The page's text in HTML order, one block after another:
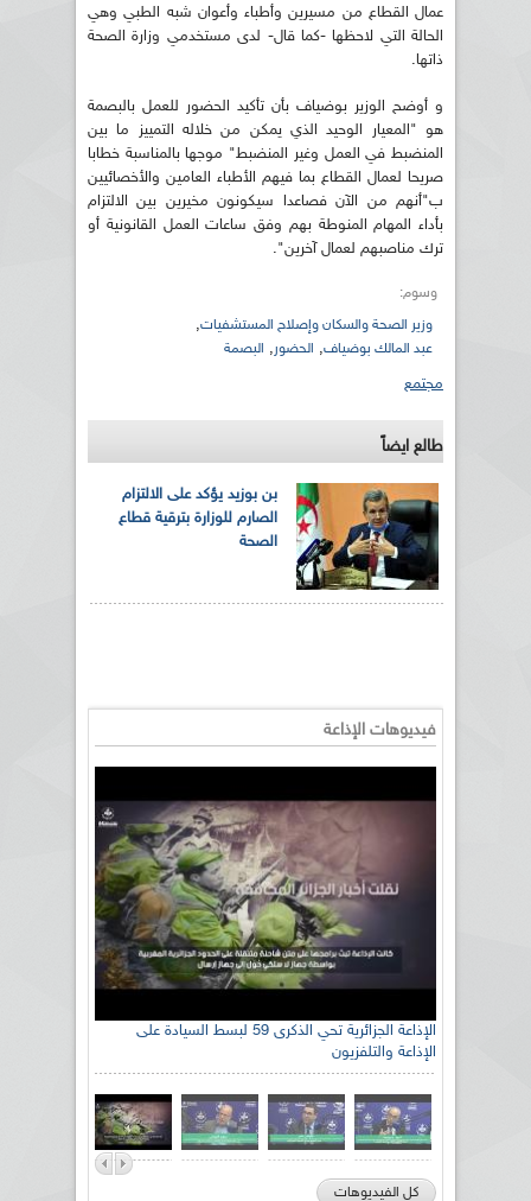
عمال القطاع من مسيرين وأطباء وأعوان شبه الطبي وهي
الحالة التي لاحظها -كما قال- لدى مستخدمي وزارة الصحة
ذاتها.
و أوضح الوزير بوضياف بأن تأكيد الحضور للعمل بالبصمة
هو "المعيار الوحيد الذي يمكن من خلاله التمييز ما بين
المنضبط في العمل وغير المنضبط" موجها بالمناسبة خطابا
صريحا لعمال القطاع بما فيهم الأطباء العامين والأخصائيين
ب"أنهم من الآن فصاعدا سيكونون مخيرين بين الالتزام
بأداء المهام المنوطة بهم وفق ساعات العمل القانونية أو
ترك مناصبهم لعمال آخرين".
وسوم:
وزير الصحة والسكان وإصلاح المستشفيات,
عبد المالك بوضياف, الحضور, البصمة
مجتمع
طالع ايضاً
بن بوزيد يؤكد على الالتزام
الصارم للوزارة بترقية قطاع
الصحة
فيديوهات الإذاعة
الإذاعة الجزائرية تحي الذكرى 59 لبسط السيادة على
الإذاعة والتلفزيون
كل الفيديوهات